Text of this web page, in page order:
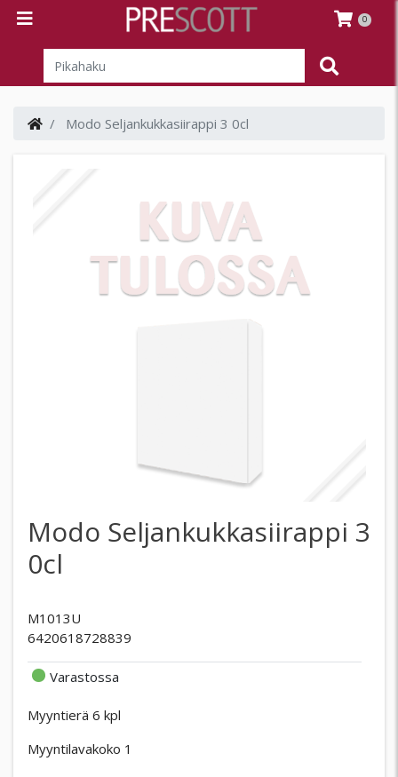
0
Modo Seljankukkasiirappi 3 0cl
Modo Seljankukkasiirappi 3
0cl
M1013U
6420618728839
Varastossa
Myyntierä 6 kpl
Myyntilavakoko 1